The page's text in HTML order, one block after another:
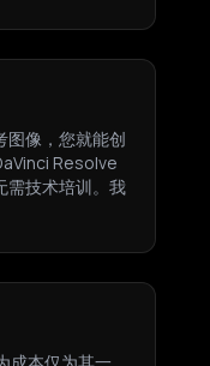
图像，您就能创
Resolve
需技术培训。我